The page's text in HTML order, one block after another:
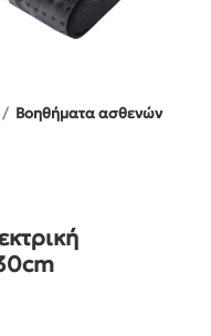
Βοηθήματα ασθενών